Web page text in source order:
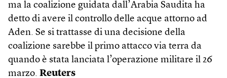
ma la coalizione guidata dall’Arabia Saudita ha
detto di avere il controllo delle acque attorno ad
Aden. Se si trattasse di una decisione della
coalizione sarebbe il primo attacco via terra da
quando è stata lanciata l’operazione militare il 26
marzo. Reuters